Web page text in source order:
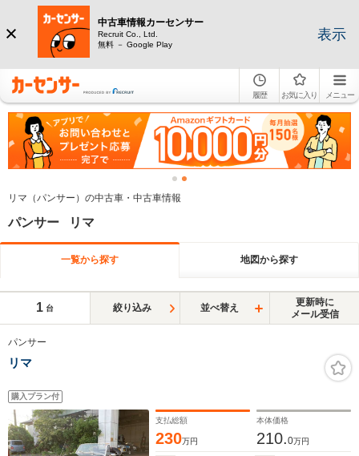
中古車情報カーセンサー
Recruit Co., Ltd.
無料 － Google Play
表示
履歴 お気に入り メニュー
リマ（パンサー）の中古車・中古車情報
パンサー リマ
一覧から探す 地図から探す
1 台 絞り込み 並べ替え
更新時に
メール受信
パンサー
リマ
購入プラン付
支払総額
230万円
本体価格
210.0万円